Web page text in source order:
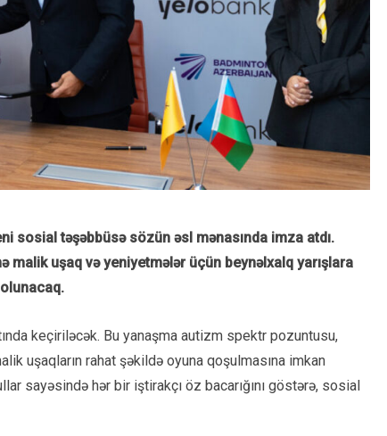
sosial təşəbbüsə sözün əsl mənasında imza atdı.
uşaq və yeniyetmələr üçün beynəlxalq yarışlara
keçiriləcək. Bu yanaşma autizm spektr pozuntusu,
uşaqların rahat şəkildə oyuna qoşulmasına imkan
sayəsində hər bir iştirakçı öz bacarığını göstərə, sosial